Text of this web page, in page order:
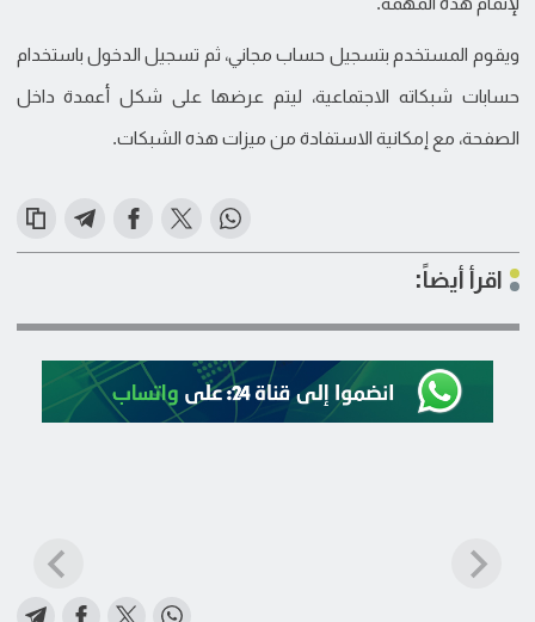
ويقوم المستخدم بتسجيل حساب مجاني، ثم تسجيل الدخول باستخدام
حسابات شبكاته الاجتماعية، ليتم عرضها على شكل أعمدة داخل
الصفحة، مع إمكانية الاستفادة من ميزات هذه الشبكات.
اقرأ أيضاً: